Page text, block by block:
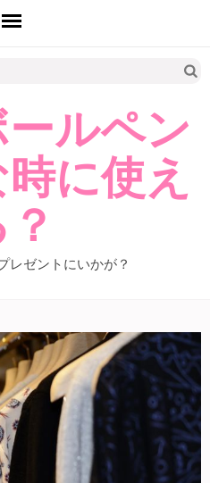
ルペン
に使え
レゼントにいかが？